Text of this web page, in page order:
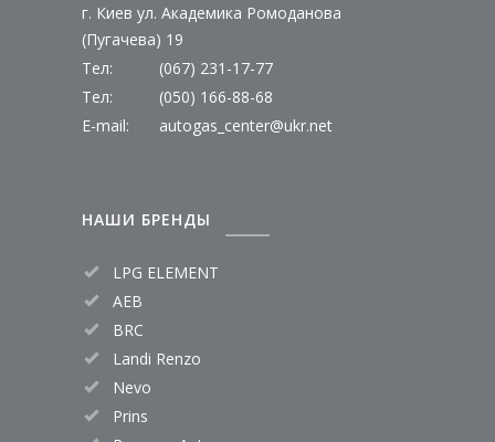
г. Киев ул. Академика Ромоданова
(Пугачева) 19
Тел:
(067) 231-17-77
Тел:
(050) 166-88-68
E-mail:
autogas_center@ukr.net
НАШИ БРЕНДЫ
LPG ELEMENT
AEB
BRC
Landi Renzo
Nevo
Prins